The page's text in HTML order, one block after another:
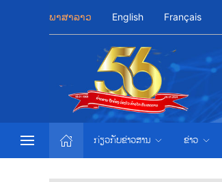
ພາສາລາວ English Français
ກ່ຽວກັບຂ່າວສານ ຂ່າວ